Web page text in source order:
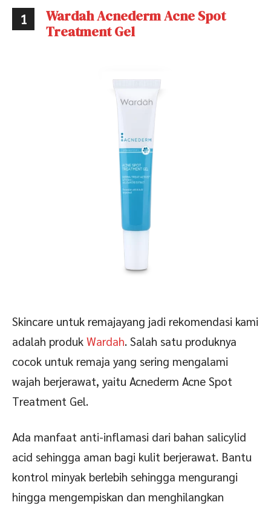
1
Wardah Acnederm Acne Spot
Treatment Gel
Skincare untuk remajayang jadi rekomendasi kami
adalah produk Wardah. Salah satu produknya
cocok untuk remaja yang sering mengalami
wajah berjerawat, yaitu Acnederm Acne Spot
Treatment Gel.
Ada manfaat anti-inflamasi dari bahan salicylid
acid sehingga aman bagi kulit berjerawat. Bantu
kontrol minyak berlebih sehingga mengurangi
hingga mengempiskan dan menghilangkan